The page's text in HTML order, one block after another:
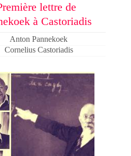
lettre de
à Castoriadis
Anton Pannekoek
Cornelius Castoriadis